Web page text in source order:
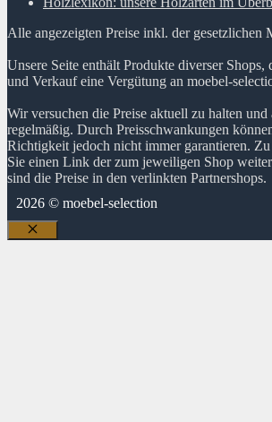
Alle angezeigten Preise inkl. der gesetzlichen
Unsere Seite enthält Produkte diverser Shops,
und Verkauf eine Vergütung an moebel-
Wir versuchen die Preise aktuell zu halten und
regelmäßig. Durch Preisschwankungen
Richtigkeit jedoch nicht immer garantieren.
Sie einen Link der zum jeweiligen Shop
sind die Preise in den verlinkten Partnershops.
2026 © moebel-selection
Schließen